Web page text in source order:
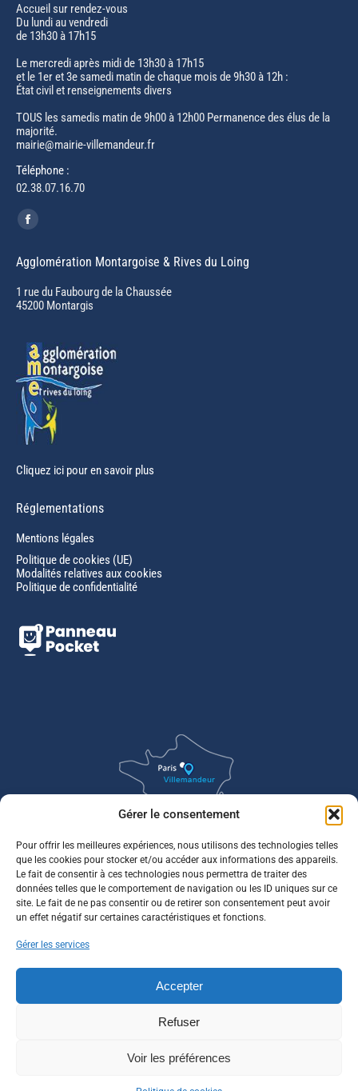
Gérer le consentement
Pour offrir les meilleures expériences, nous utilisons des technologies telles
que les cookies pour stocker et/ou accéder aux informations des appareils.
Le fait de consentir à ces technologies nous permettra de traiter des
données telles que le comportement de navigation ou les ID uniques sur ce
site. Le fait de ne pas consentir ou de retirer son consentement peut avoir
un effet négatif sur certaines caractéristiques et fonctions.
Gérer les services
Accepter
Refuser
Voir les préférences
Accueil sur rendez-vous
Du lundi au vendredi
de 13h30 à 17h15
Le mercredi après midi de 13h30 à 17h15
et le 1er et 3e samedi matin de chaque mois de 9h30 à 12h :
État civil et renseignements divers
TOUS les samedis matin de 9h00 à 12h00 Permanence des élus de la
majorité.
mairie@mairie-villemandeur.fr
Téléphone :
02.38.07.16.70
Trouvez nous sur :
Facebook
opens
in
new
Agglomération Montargoise & Rives du Loing
1 rue du Faubourg de la Chaussée
45200 Montargis
Cliquez ici pour en savoir plus
Réglementations
Mentions légales
Politique de cookies (UE)
Modalités relatives aux cookies
Politique de confidentialité